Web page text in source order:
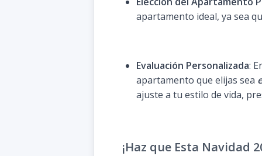
apartamento ideal, ya sea
Evaluación Personalizada:
apartamento que elijas sea
ajuste a tu estilo de vida,
¡Haz que Esta Navidad